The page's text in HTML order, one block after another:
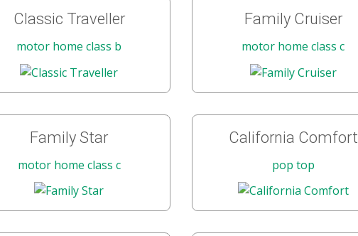
Classic Traveller
motor home class b
Family Cruiser
motor home class c
Family Star
motor home class c
California Comfort
pop top